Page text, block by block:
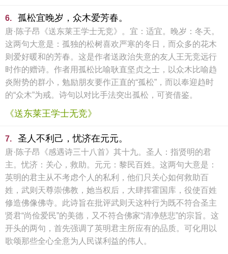
6. 孤松宜晚岁，众木爱芳春。
唐·陈子昂《送东莱王学士无竞》。宜：适宜。晚岁：冬天。
这两句大意是：孤独的松树喜欢严寒的冬日，而众多的花木
则爱好暖和的芳春。这是作者送政治失意的友人王无竞远行
时作的赠诗。作者用孤松比喻耿直坚贞之士，以众木比喻趋
炎附势的群小，勉励朋友要作正直的“孤松”，而以奉迎趋时
的“众木”为戒。诗句以对比手法突出孤松，可资借鉴。
《送东莱王学士无竞》
7. 圣人不利己，忧济在元元。
唐·陈子昂《感遇诗三十八首》其十九。圣人：指贤明的君
主。忧济：关心，救助。元元：黎民百姓。这两句大意是：
英明的君主从不考虑个人的私利，他们只关心如何救助百
姓，武则天尊崇佛教，她当权后，大肆挥霍国库，役使百姓
修造佛像佛寺。此诗旨在批评武则天这种行为既不符合圣主
贤君“尚俭爱民”的美德，又不符合佛家“清净慈悲”的宗旨。这
开头的两句，首先强调了英明君主所应有的品质。可化用以
歌颂那些全心全意为人民谋利益的伟人。